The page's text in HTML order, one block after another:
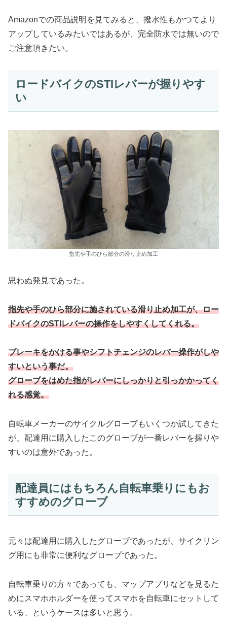
Amazonでの商品説明を見てみると、撥水性もかつてより
アップしているみたいではあるが、完全防水では無いので
ご注意頂きたい。
ロードバイクのSTIレバーが握りやす
い
指先や手のひら部分の滑り止め加工
思わぬ発見であった。
指先や手のひら部分に施されている滑り止め加工が、ロー
ドバイクのSTIレバーの操作をしやすくしてくれる。
ブレーキをかける事やシフトチェンジのレバー操作がしや
すいという事だ。
グローブをはめた指がレバーにしっかりと引っかかってく
れる感覚。
自転車メーカーのサイクルグローブもいくつか試してきた
が、配達用に購入したこのグローブが一番レバーを握りや
すいのは意外であった。
配達員にはもちろん自転車乗りにもお
すすめのグローブ
元々は配達用に購入したグローブであったが、サイクリン
グ用にも非常に便利なグローブであった。
自転車乗りの方々であっても、マップアプリなどを見るた
めにスマホホルダーを使ってスマホを自転車にセットして
いる、というケースは多いと思う。